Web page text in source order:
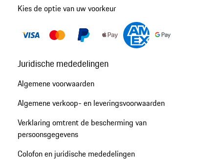
Kies de optie van uw voorkeur
Juridische mededelingen
Algemene voorwaarden
Algemene verkoop- en leveringsvoorwaarden
Verklaring omtrent de bescherming van
persoonsgegevens
Colofon en juridische mededelingen